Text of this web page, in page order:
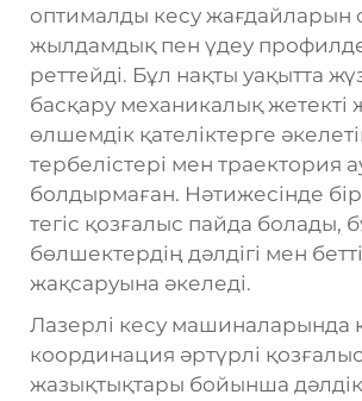
оптималды кесу жағдайларын
жылдамдық пен үдеу
реттейді. Бұл нақты уақытта
басқару механикалық жетекті
өлшемдік қателіктерге
тербелістері мен траектория
болдырмаған. Нәтижесінде
тегіс қозғалыс пайда болады,
бөлшектердің дәлдігі мен
жақсаруына әкеледі.
Лазерлі кесу машиналарында
координация әртүрлі қозғалыс
жазықтықтары бойынша